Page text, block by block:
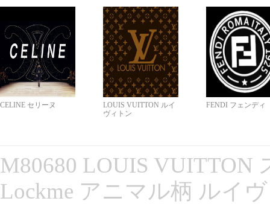
CELINE セリーヌ
LOUIS VUITTON ルイ
ヴィトン
FENDI フェンディ
M80680 LOUIS VUITTON
Lockme アニマル柄 ルイ